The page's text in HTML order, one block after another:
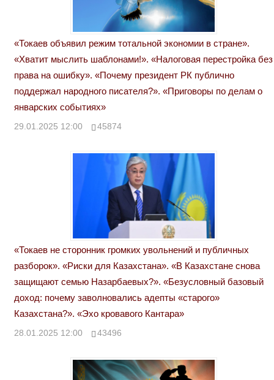
«Токаев объявил режим тотальной экономии в стране».
«Хватит мыслить шаблонами!». «Налоговая перестройка без
права на ошибку». «Почему президент РК публично
поддержал народного писателя?». «Приговоры по делам о
январских событиях»
29.01.2025 12:00 45874
«Токаев не сторонник громких увольнений и публичных
разборок». «Риски для Казахстана». «В Казахстане снова
защищают семью Назарбаевых?». «Безусловный базовый
доход: почему заволновались адепты «старого»
Казахстана?». «Эхо кровавого Кантара»
28.01.2025 12:00 43496